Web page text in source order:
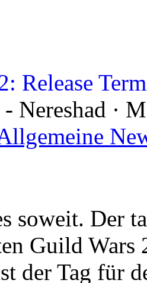
Release
Nereshad ·
soweit. Der
Guild Wars
der Tag für